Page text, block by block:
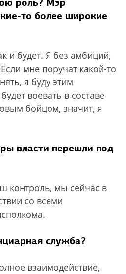
роль? Мэр
то более широкие
и будет. Я без амбиций,
мне поручат какой-то
я буду этим
воевать в составе
бойцом, значит, я
власти перешли под
контроль, мы сейчас в
со всеми
служба?
взаимодействие,